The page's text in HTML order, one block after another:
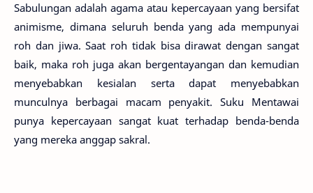
Sabulungan adalah agama atau kepercayaan yang bersifat
animisme, dimana seluruh benda yang ada mempunyai
roh dan jiwa. Saat roh tidak bisa dirawat dengan sangat
baik, maka roh juga akan bergentayangan dan kemudian
menyebabkan kesialan serta dapat menyebabkan
munculnya berbagai macam penyakit. Suku Mentawai
punya kepercayaan sangat kuat terhadap benda-benda
yang mereka anggap sakral.